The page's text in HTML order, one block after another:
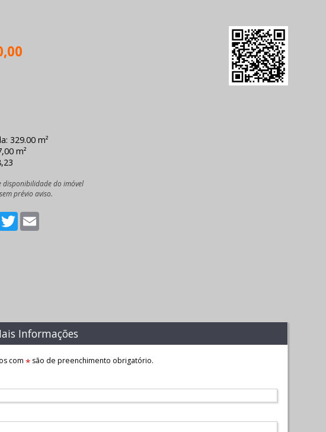
329.00 m²
m²
disponibilidade do imóvel
prévio aviso.
Twitter
Informações
com *são de preenchimento obrigatório.